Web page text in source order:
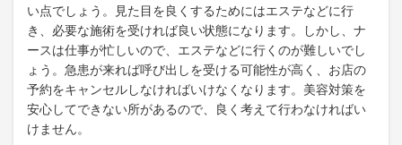
い点でしょう。見た目を良くするためにはエステなどに行
き、必要な施術を受ければ良い状態になります。しかし、ナ
ースは仕事が忙しいので、エステなどに行くのが難しいでし
ょう。急患が来れば呼び出しを受ける可能性が高く、お店の
予約をキャンセルしなければいけなくなります。美容対策を
安心してできない所があるので、良く考えて行わなければい
けません。